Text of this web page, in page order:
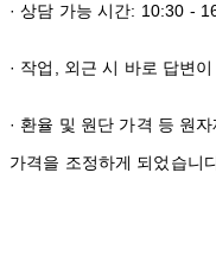
· 상담 가능 시간: 10:30 -
· 작업, 외근 시 바로 답변
· 환율 및 원단 가격 등 원
가격을 조정하게 되었습니